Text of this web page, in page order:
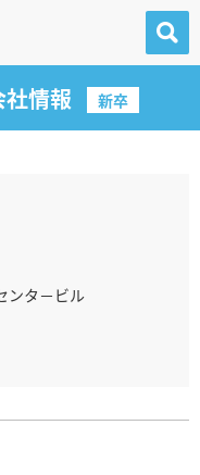
社情報 新卒
ンタ－ビル